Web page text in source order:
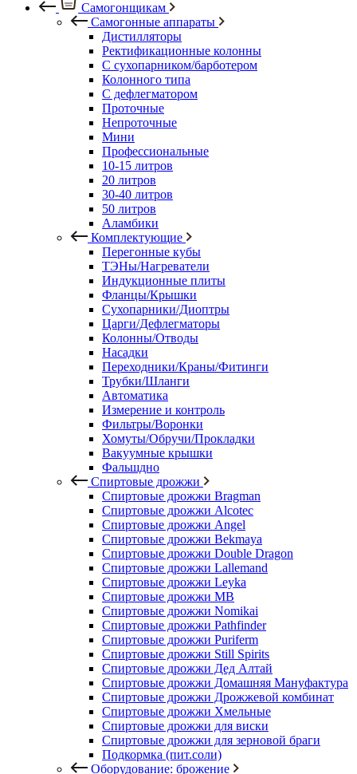
Самогонщикам
Самогонные аппараты
Дистилляторы
Ректификационные колонны
С сухопарником/барботером
Колонного типа
С дефлегматором
Проточные
Непроточные
Мини
Профессиональные
10-15 литров
20 литров
30-40 литров
50 литров
Аламбики
Комплектующие
Перегонные кубы
ТЭНы/Нагреватели
Индукционные плиты
Фланцы/Крышки
Сухопарники/Диоптры
Царги/Дефлегматоры
Колонны/Отводы
Насадки
Переходники/Краны/Фитинги
Трубки/Шланги
Автоматика
Измерение и контроль
Фильтры/Воронки
Хомуты/Обручи/Прокладки
Вакуумные крышки
Фальшдно
Спиртовые дрожжи
Спиртовые дрожжи Bragman
Спиртовые дрожжи Alcotec
Спиртовые дрожжи Angel
Спиртовые дрожжи Bekmaya
Спиртовые дрожжи Double Dragon
Спиртовые дрожжи Lallemand
Спиртовые дрожжи Leyka
Спиртовые дрожжи MB
Спиртовые дрожжи Nomikai
Спиртовые дрожжи Pathfinder
Спиртовые дрожжи Puriferm
Спиртовые дрожжи Still Spirits
Спиртовые дрожжи Дед Алтай
Спиртовые дрожжи Домашняя Мануфактура
Спиртовые дрожжи Дрожжевой комбинат
Спиртовые дрожжи Хмельные
Спиртовые дрожжи для виски
Спиртовые дрожжи для зерновой браги
Подкормка (пит.соли)
Оборудование: брожение